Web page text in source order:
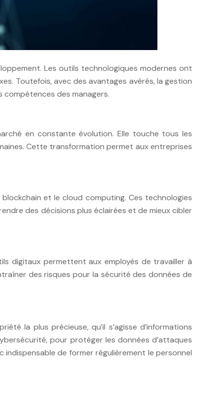
Les outils technologiques modernes ont
Toutefois, avec des avantages avérés, la gestion
compétences des managers.
en constante évolution. Elle touche tous les
Cette transformation permet aux entreprises
et le cloud computing. Ces technologies
des décisions plus éclairées et de mieux cibler
digitaux permettent aux employés de travailler à
des risques pour la sécurité des données de
la plus précieuse, qu’il s’agisse d’informations
pour protéger les données d’attaques
de former régulièrement le personnel